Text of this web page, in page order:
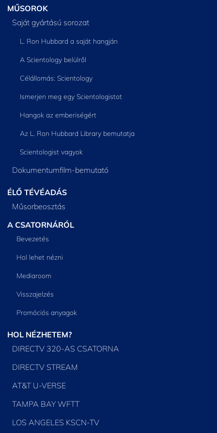
MŰSOROK
Saját gyártású sorozat
L. Ron Hubbard a saját hangján
A Scientology belülről
Célállomás: Scientology
Ismerjen meg egy Scientologistot
Hangok az emberiségért
Az L. Ron Hubbard Library bemutatja
Scientologist vagyok
Dokumentumfilm-bemutató
ÉLŐ TÉVÉADÁS
Műsorbeosztás
A CSATORNÁRÓL
Bevezetés
Hol lehet nézni
Mediaroom
Visszajelzés
Promóciós anyagok
HOL NÉZHETEM?
DIRECTV 320-AS CSATORNA
DIRECTV STREAM
AT&T U-VERSE
TAMPA BAY WFTT
LOS ANGELES KSCN-TV